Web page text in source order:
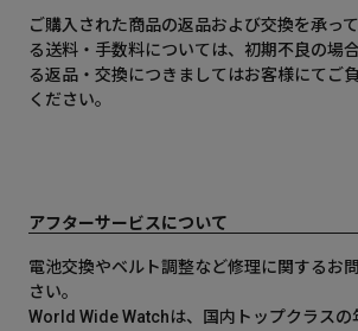
ご購入された商品の返品および交換を承っ
る送料・手数料については、初期不良の場
る返品・交換につきましてはお客様にてご
ください。
アフターサービスについて
電池交換やベルト調整など修理に関するお
さい。
World Wide Watchは、国内トップクラス